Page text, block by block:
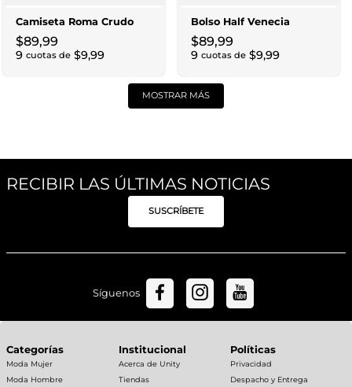
Camiseta Roma Crudo
$89,99
9 cuotas de $9,99
Bolso Half Venecia
$89,99
9 cuotas de $9,99
MOSTRAR MÁS
RECIBIR LAS ÚLTIMAS NOTICIAS
SUSCRÍBETE
Síguenos
Categorías
Moda Mujer
Moda Hombre
Institucional
Acerca de Unity
Tiendas
Políticas
Privacidad
Despacho y Entrega